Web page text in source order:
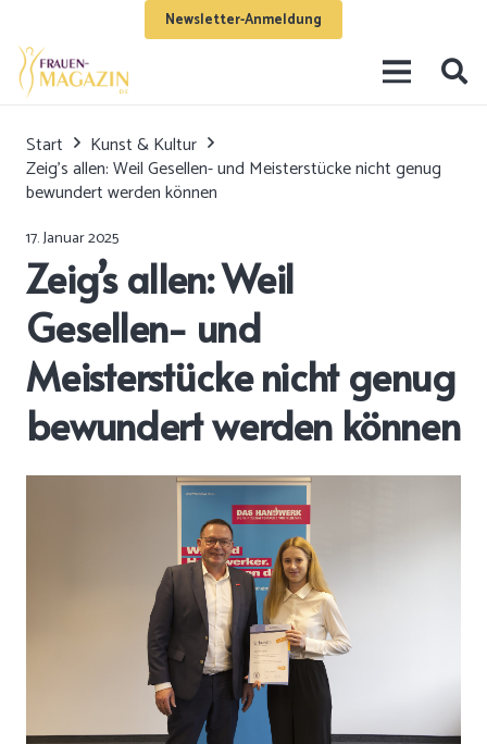
Newsletter-Anmeldung
Start
Kunst & Kultur
Zeig’s allen: Weil Gesellen- und Meisterstücke nicht genug
bewundert werden können
17. Januar 2025
Zeig’s allen: Weil
Gesellen- und
Meisterstücke nicht genug
bewundert werden können